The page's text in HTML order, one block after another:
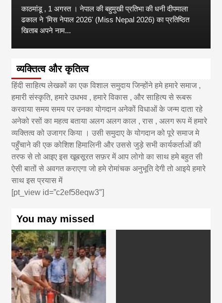
काठमांडू , 1 अगस्त । नेपाल की बहुमुखी प्रतिभा की धनी दीपमाला
ढकाल ने 'मिस नेपाल 2026' (Miss Nepal 2026) का प्रतिष्ठित
खिताब अपने नाम...
व्यक्तित्व और कृतित्व
हिंदी साहित्य लेखकों का एक विशाल समुदाय जिन्होंने हमे हमारे समाज ,
हमारी संस्कृति, हमारे उधभव , हमारे विकास , और साहित्य से रूबरू
करवाया समय समय पर उनका योगदान अनेकों विधाओं के जन्म दाता रहे
अनेको रसों का महत्व बताया अलग अलग काल , रास , अलग रूप में हमारे
व्यक्तित्व को उजागर किया । उसी समुदाए के योगदान को पूरे समाज मे
पहुँचाने की एक कोशिश हिमालिनी और उससे जुड़े सभी कार्यकर्ताओं की
तरफ से तो आइए इस खूबसूरत सफ़र में आप लोगो का साथ हमे बहुत सी
ऐसी बातों से अवगत कराएगा जो हमे रोमांचक अनुभूति देगी तो आइये हमारे
साथ इस प्रयास में
[pt_view id=”c2ef58eqw3″]
You may missed